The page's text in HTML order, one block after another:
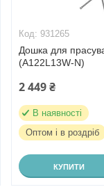
931265
Дошка для
(A122L13W-N)
2 449 ₴
В наявності
Оптом і в роздріб
КУПИТИ